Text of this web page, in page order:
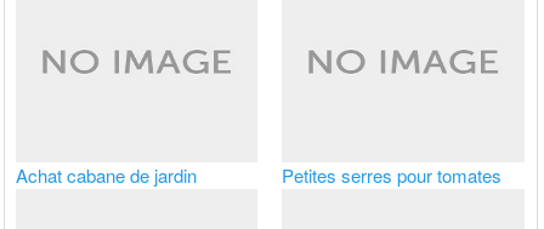
Achat cabane de jardin Petites serres pour tomates